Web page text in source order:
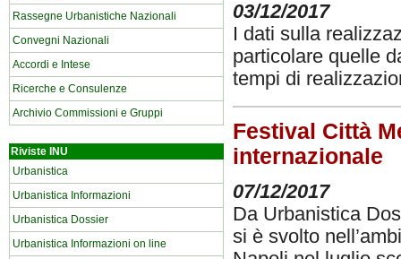
Rassegne Urbanistiche Nazionali
Convegni Nazionali
Accordi e Intese
Ricerche e Consulenze
Archivio Commissioni e Gruppi
Riviste INU
Urbanistica
Urbanistica Informazioni
Urbanistica Dossier
Urbanistica Informazioni on line
03/12/2017
I dati sulla
particolare quelle
tempi di
Festival Città
internazionale
07/12/2017
Da Urbanistica
si è svolto